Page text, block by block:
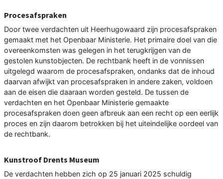
Procesafspraken
Door twee verdachten uit Heerhugowaard zijn procesafspraken
gemaakt met het Openbaar Ministerie. Het primaire doel van die
overeenkomsten was gelegen in het terugkrijgen van de
gestolen kunstobjecten. De rechtbank heeft in de vonnissen
uitgelegd waarom de procesafspraken, ondanks dat de inhoud
daarvan afwijkt van procesafspraken in andere zaken, voldoen
aan de eisen die daaraan worden gesteld. De tussen de
verdachten en het Openbaar Ministerie gemaakte
procesafspraken doen geen afbreuk aan een recht op een eerlijk
proces en zijn daarom betrokken bij het uiteindelijke oordeel van
de rechtbank.
Kunstroof Drents Museum
De verdachten hebben zich op 25 januari 2025 schuldig